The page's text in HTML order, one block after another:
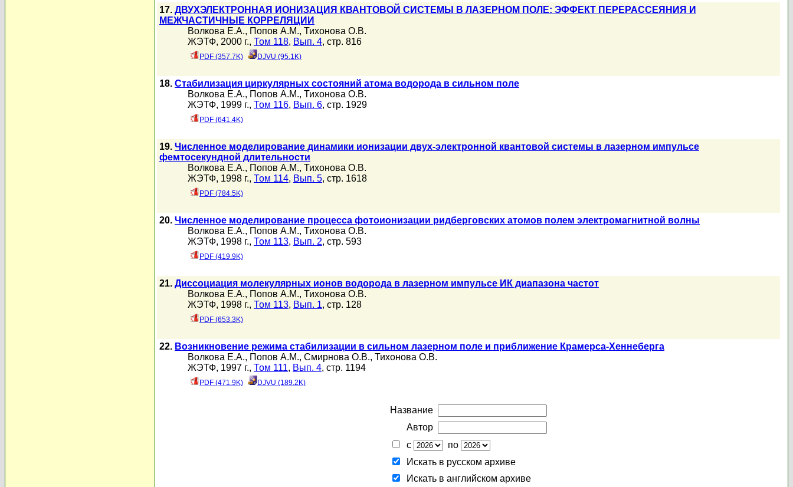
17. ДВУХЭЛЕКТРОННАЯ ИОНИЗАЦИЯ КВАНТОВОЙ СИСТЕМЫ В ЛАЗЕРНОМ ПОЛЕ: ЭФФЕКТ ПЕРЕРАССЕЯНИЯ И
МЕЖЧАСТИЧНЫЕ КОРРЕЛЯЦИИ
Волкова Е.А., Попов А.М., Тихонова О.В.
ЖЭТФ, 2000 г., Том 118, Вып. 4, стр. 816
PDF (357.7K) DJVU (95.1K)
18. Стабилизация циркулярных состояний атома водорода в сильном поле
Волкова Е.А., Попов А.М., Тихонова О.В.
ЖЭТФ, 1999 г., Том 116, Вып. 6, стр. 1929
PDF (641.4K)
19. Численное моделирование динамики ионизации двух-электронной квантовой системы в лазерном импульсе
фемтосекундной длительности
Волкова Е.А., Попов А.М., Тихонова О.В.
ЖЭТФ, 1998 г., Том 114, Вып. 5, стр. 1618
PDF (784.5K)
20. Численное моделирование процесса фотоионизации ридберговских атомов полем электромагнитной волны
Волкова Е.А., Попов А.М., Тихонова О.В.
ЖЭТФ, 1998 г., Том 113, Вып. 2, стр. 593
PDF (419.9K)
21. Диссоциация молекулярных ионов водорода в лазерном импульсе ИК диапазона частот
Волкова Е.А., Попов А.М., Тихонова О.В.
ЖЭТФ, 1998 г., Том 113, Вып. 1, стр. 128
PDF (653.3K)
22. Возникновение режима стабилизации в сильном лазерном поле и приближение Крамерса-Хеннеберга
Волкова Е.А., Попов А.М., Смирнова О.В., Тихонова О.В.
ЖЭТФ, 1997 г., Том 111, Вып. 4, стр. 1194
PDF (471.9K) DJVU (189.2K)
Название
Автор
с
по
Искать в русском архиве
Искать в английском архиве